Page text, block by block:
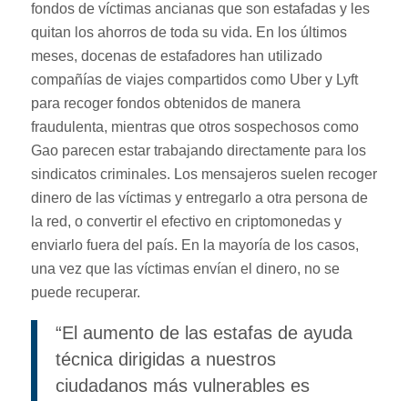
fondos de víctimas ancianas que son estafadas y les
quitan los ahorros de toda su vida. En los últimos
meses, docenas de estafadores han utilizado
compañías de viajes compartidos como Uber y Lyft
para recoger fondos obtenidos de manera
fraudulenta, mientras que otros sospechosos como
Gao parecen estar trabajando directamente para los
sindicatos criminales. Los mensajeros suelen recoger
dinero de las víctimas y entregarlo a otra persona de
la red, o convertir el efectivo en criptomonedas y
enviarlo fuera del país. En la mayoría de los casos,
una vez que las víctimas envían el dinero, no se
puede recuperar.
“El aumento de las estafas de ayuda
técnica dirigidas a nuestros
ciudadanos más vulnerables es